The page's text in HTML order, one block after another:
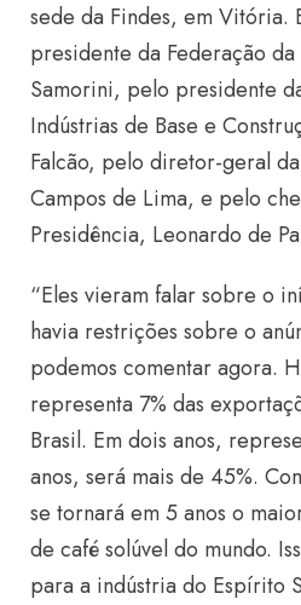
sede da Findes, em
presidente da Federação
Samorini, pelo presidente
Indústrias de Base e
Falcão, pelo diretor-geral
Campos de Lima, e pelo
Presidência, Leonardo de
“Eles vieram falar sobre o
havia restrições sobre o
podemos comentar agora.
representa 7% das
Brasil. Em dois anos,
anos, será mais de 45%.
se tornará em 5 anos o
de café solúvel do mundo.
para a indústria do Espírito